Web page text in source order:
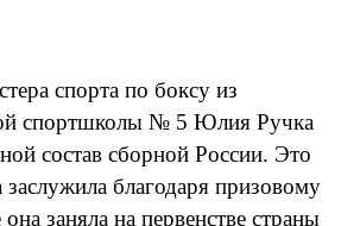
спорта по боксу из
спортшколы № 5 Юлия Ручка
состав сборной России. Это
благодаря призовому
заняла на первенстве страны